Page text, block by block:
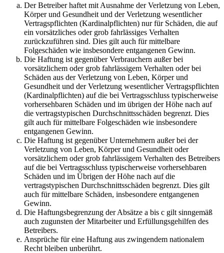
Der Betreiber haftet mit Ausnahme der Verletzung von Leben,
Körper und Gesundheit und der Verletzung wesentlicher
Vertragspflichten (Kardinalpflichten) nur für Schäden, die auf
ein vorsätzliches oder grob fahrlässiges Verhalten
zurückzuführen sind. Dies gilt auch für mittelbare
Folgeschäden wie insbesondere entgangenen Gewinn.
Die Haftung ist gegenüber Verbrauchern außer bei
vorsätzlichem oder grob fahrlässigem Verhalten oder bei
Schäden aus der Verletzung von Leben, Körper und
Gesundheit und der Verletzung wesentlicher Vertragspflichten
(Kardinalpflichten) auf die bei Vertragsschluss typischerweise
vorhersehbaren Schäden und im übrigen der Höhe nach auf
die vertragstypischen Durchschnittsschäden begrenzt. Dies
gilt auch für mittelbare Folgeschäden wie insbesondere
entgangenen Gewinn.
Die Haftung ist gegenüber Unternehmern außer bei der
Verletzung von Leben, Körper und Gesundheit oder
vorsätzlichem oder grob fahrlässigem Verhalten des Betreibers
auf die bei Vertragsschluss typischerweise vorhersehbaren
Schäden und im Übrigen der Höhe nach auf die
vertragstypischen Durchschnittsschäden begrenzt. Dies gilt
auch für mittelbare Schäden, insbesondere entgangenen
Gewinn.
Die Haftungsbegrenzung der Absätze a bis c gilt sinngemäß
auch zugunsten der Mitarbeiter und Erfüllungsgehilfen des
Betreibers.
Ansprüche für eine Haftung aus zwingendem nationalem
Recht bleiben unberührt.